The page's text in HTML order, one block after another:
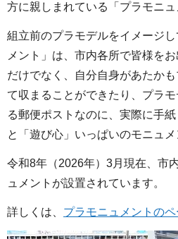
方に親しまれている「プラモニュ
組立前のプラモデルをイメージ
メント」は、市内各所で皆様を
だけでなく、自分自身があたか
て収まることができたり、プラ
る郵便ポストなのに、実際に手
と「遊び心」いっぱいのモニュメ
令和8年（2026年）3月現在、市
ュメントが設置されています。
詳しくは、 プラモニュメントのペ